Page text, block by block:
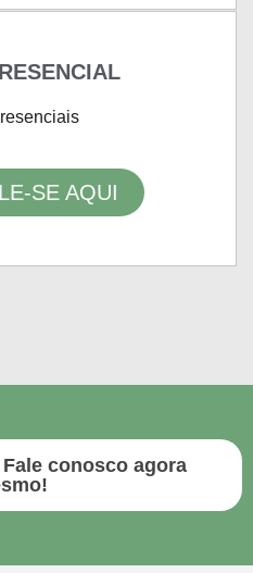
SE AQUI
conosco agora